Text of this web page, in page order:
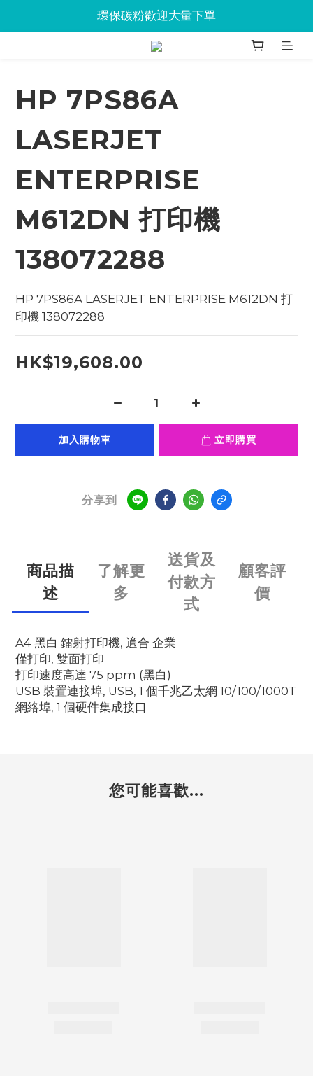
Jabra會議設備企業優惠已抵達Union
環保碳粉歡迎大量下單
Jabra會議設備企業優惠已抵達Union
HP 7PS86A
LASERJET
ENTERPRISE
M612DN 打印機
138072288
HP 7PS86A LASERJET ENTERPRISE M612DN 打
印機 138072288
HK$19,608.00
加入購物車 立即購買
分享到
商品描
述
了解更
多
送貨及
付款方
式
顧客評
價
A4 黑白 鐳射打印機, 適合 企業
僅打印, 雙面打印
打印速度高達 75 ppm (黑白)
USB 裝置連接埠, USB, 1 個千兆乙太網 10/100/1000T
網絡埠, 1 個硬件集成接口
您可能喜歡...